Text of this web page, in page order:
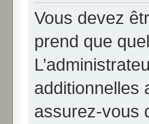
Vous devez
prend que
additionnelles
assurez-vous